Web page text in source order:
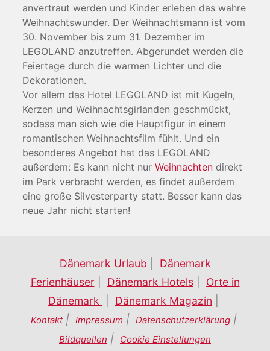
anvertraut werden und Kinder erleben das wahre
Weihnachtswunder. Der Weihnachtsmann ist vom
30. November bis zum 31. Dezember im
LEGOLAND anzutreffen. Abgerundet werden die
Feiertage durch die warmen Lichter und die
Dekorationen.
Vor allem das Hotel LEGOLAND ist mit Kugeln,
Kerzen und Weihnachtsgirlanden geschmückt,
sodass man sich wie die Hauptfigur in einem
romantischen Weihnachtsfilm fühlt. Und ein
besonderes Angebot hat das LEGOLAND
außerdem: Es kann nicht nur Weihnachtendirekt
im Park verbracht werden, es findet außerdem
eine große Silvesterparty statt. Besser kann das
neue Jahr nicht starten!
Dänemark Urlaub
Dänemark
Ferienhäuser| Dänemark Hotels| Orte in
Dänemark
Dänemark Magazin
Kontakt| Impressum| Datenschutzerklärung|
Bildquellen | Cookie Einstellungen